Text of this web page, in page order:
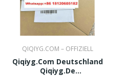
QIQIYG.COM – OFFIZIELL
Qiqiyg.com Deutschland
Qiqiyg.de